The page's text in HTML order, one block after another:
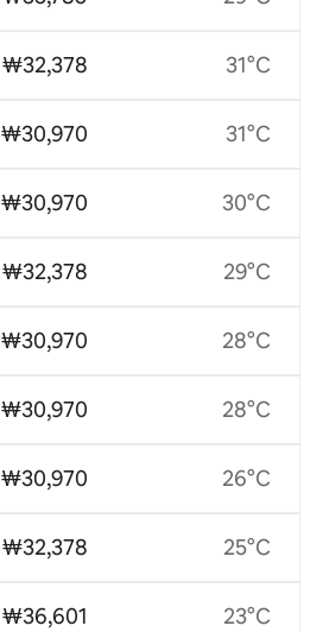
₩32,378
₩30,970
₩30,970
₩32,378
₩30,970
₩30,970
₩30,970
₩32,378
₩36,601
31°C
31°C
30°C
29°C
28°C
28°C
26°C
25°C
23°C